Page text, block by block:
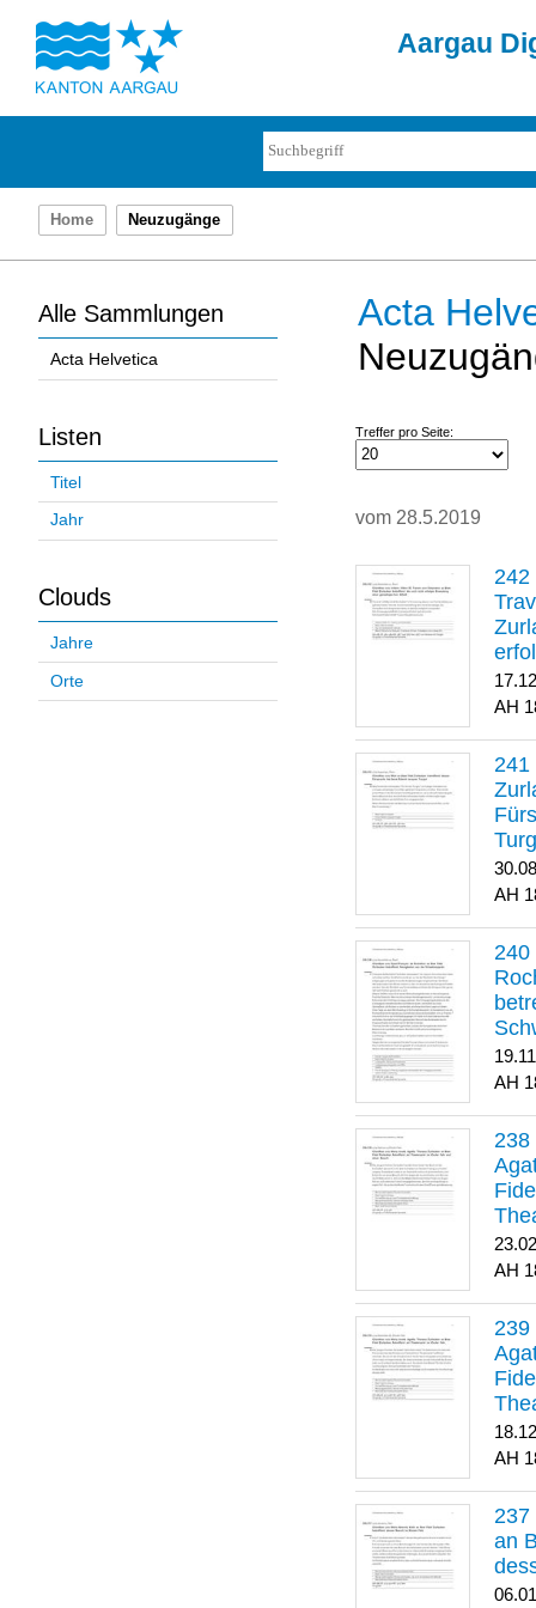
Aargau
Home Neuzugänge
Alle Sammlungen
Acta Helvetica
Listen
Titel
Jahr
Clouds
Jahre
Orte
Acta
Treffer pro Seite:
vom 28.5.2019
an